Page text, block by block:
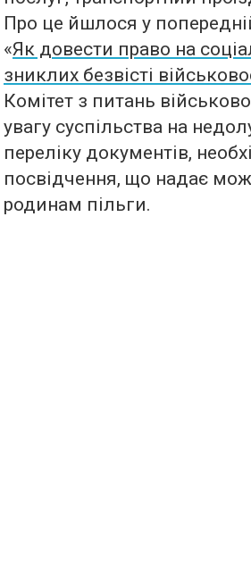
Про це йшлося у
«Як довести право на
зниклих безвісті
Комітет з питань
увагу суспільства на
переліку документів,
посвідчення, що надає
родинам пільги.